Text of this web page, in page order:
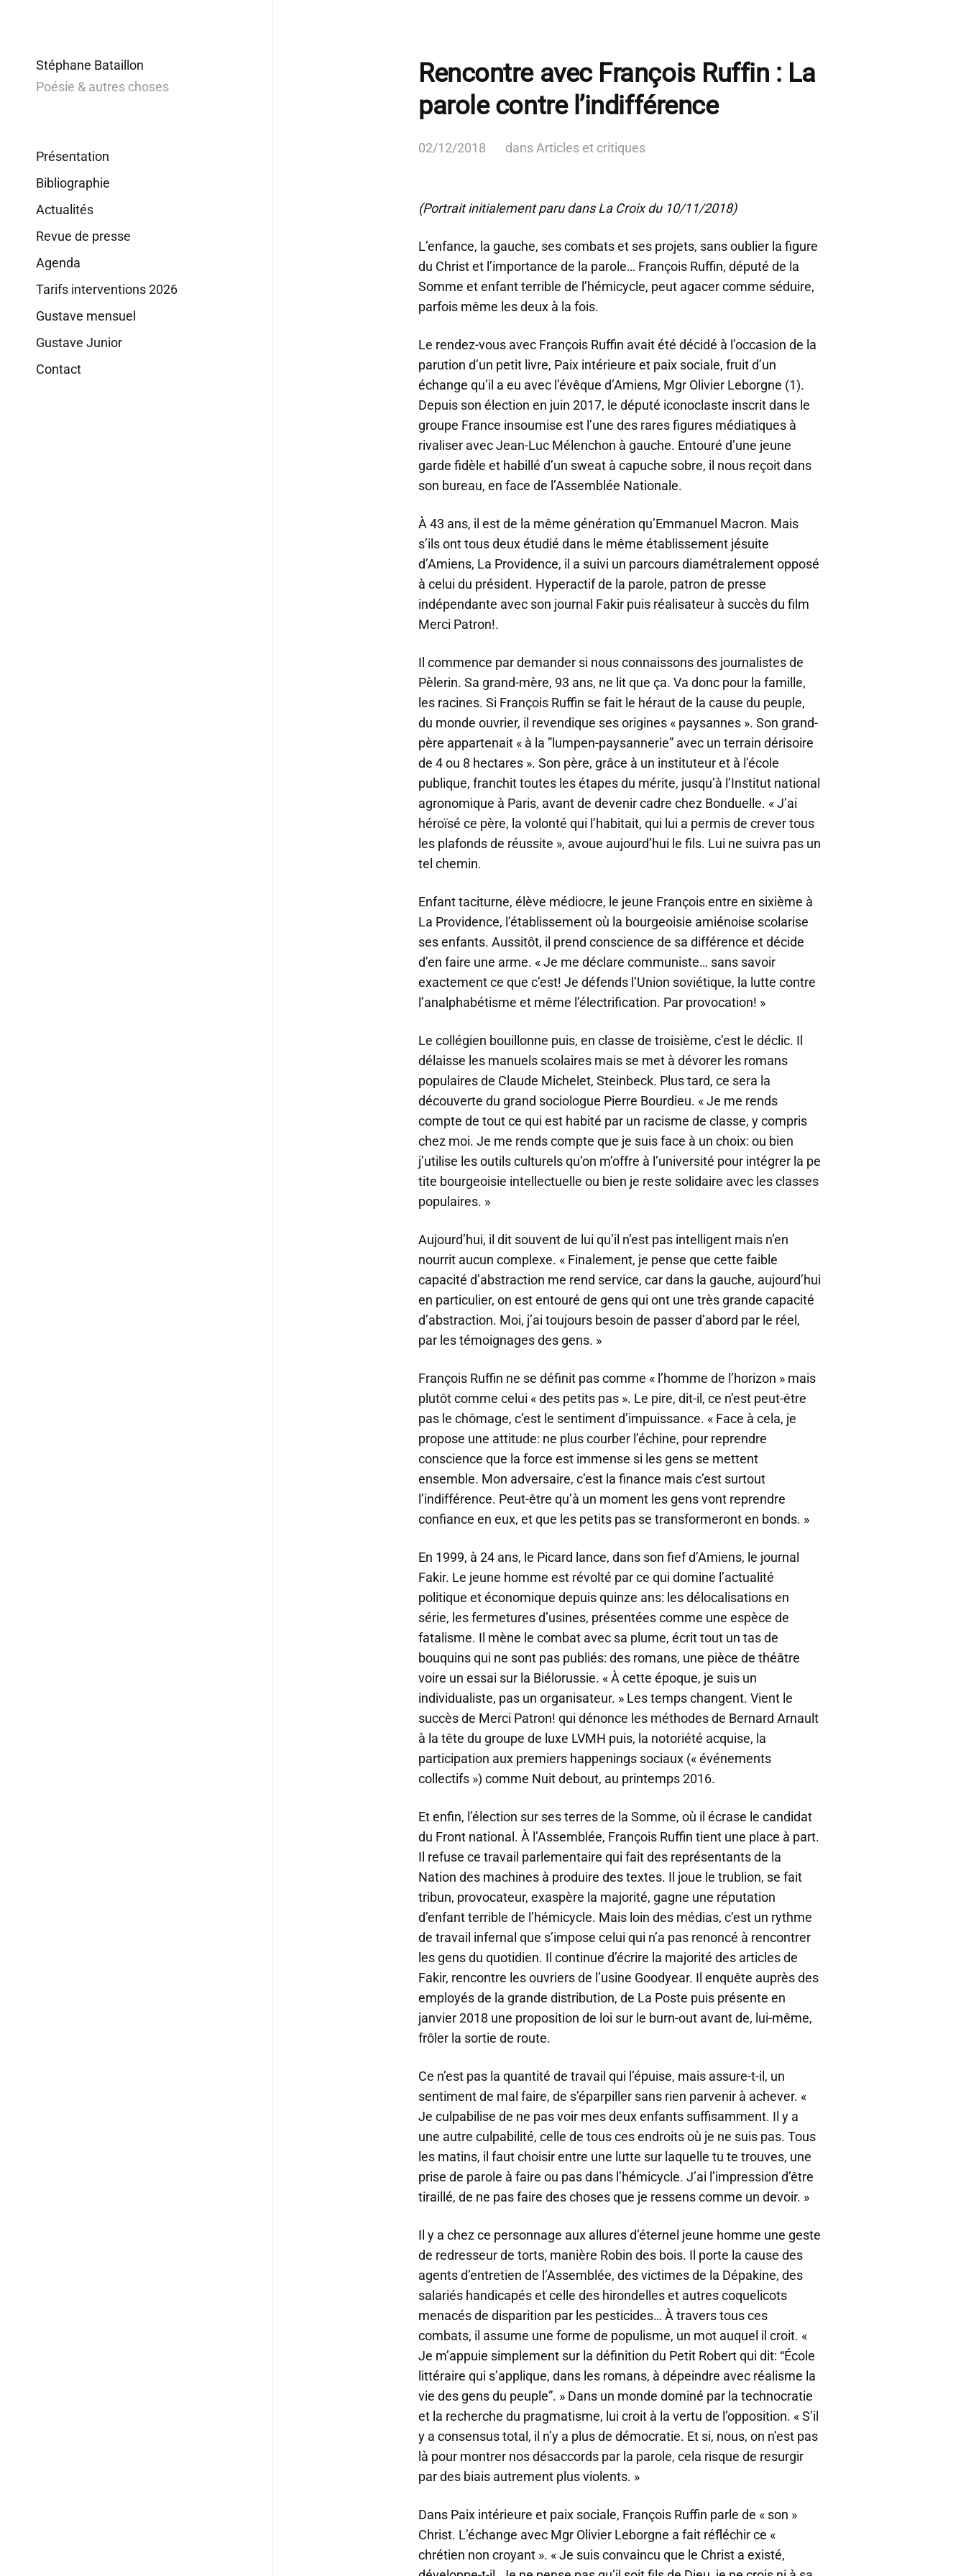
Stéphane Bataillon
Poésie & autres choses
Présentation
Bibliographie
Actualités
Revue de presse
Agenda
Tarifs interventions 2026
Gustave mensuel
Gustave Junior
Contact
Rencontre avec François Ruffin : La
parole contre l’indifférence
02/12/2018 dans Articles et critiques
(Portrait initialement paru dans La Croix du 10/11/2018)
L’enfance, la gauche, ses combats et ses projets, sans oublier la figure
du Christ et l’importance de la parole… François Ruffin, député de la
Somme et enfant terrible de l’hémicycle, peut agacer comme séduire,
parfois même les deux à la fois.
Le rendez-vous avec François Ruffin avait été décidé à l’occasion de la
parution d’un petit livre, Paix intérieure et paix sociale, fruit d’un
échange qu’il a eu avec l’évêque d’Amiens, Mgr Olivier Leborgne (1).
Depuis son élection en juin 2017, le député iconoclaste inscrit dans le
groupe France insoumise est l’une des rares figures médiatiques à
rivaliser avec Jean-Luc Mélenchon à gauche. Entouré d’une jeune
garde fidèle et habillé d’un sweat à capuche sobre, il nous reçoit dans
son bureau, en face de l’Assemblée Nationale.
À 43 ans, il est de la même génération qu’Emmanuel Macron. Mais
s’ils ont tous deux étudié dans le même établissement jésuite
d’Amiens, La Providence, il a suivi un parcours diamétralement opposé
à celui du président. Hyperactif de la parole, patron de presse
indépendante avec son journal Fakir puis réalisateur à succès du film
Merci Patron!.
Il commence par demander si nous connaissons des journalistes de
Pèlerin. Sa grand-mère, 93 ans, ne lit que ça. Va donc pour la famille,
les racines. Si François Ruffin se fait le héraut de la cause du peuple,
du monde ouvrier, il revendique ses origines « paysannes ». Son grand-
père appartenait « à la ”lumpen-paysannerie” avec un terrain dérisoire
de 4 ou 8 hectares ». Son père, grâce à un instituteur et à l’école
publique, franchit toutes les étapes du mérite, jusqu’à l’Institut national
agronomique à Paris, avant de devenir cadre chez Bonduelle. « J’ai
héroïsé ce père, la volonté qui l’habitait, qui lui a permis de crever tous
les plafonds de réussite », avoue aujourd’hui le fils. Lui ne suivra pas un
tel chemin.
Enfant taciturne, élève médiocre, le jeune François entre en sixième à
La Providence, l’établissement où la bourgeoisie amiénoise scolarise
ses enfants. Aussitôt, il prend conscience de sa différence et décide
d’en faire une arme. « Je me déclare communiste… sans savoir
exactement ce que c’est! Je défends l’Union soviétique, la lutte contre
l’analphabétisme et même l’électrification. Par provocation! »
Le collégien bouillonne puis, en classe de troisième, c’est le déclic. Il
délaisse les manuels scolaires mais se met à dévorer les romans
populaires de Claude Michelet, Steinbeck. Plus tard, ce sera la
découverte du grand sociologue Pierre Bourdieu. « Je me rends
compte de tout ce qui est habité par un racisme de classe, y compris
chez moi. Je me rends compte que je suis face à un choix: ou bien
j’utilise les outils culturels qu’on m’offre à l’université pour intégrer la pe
tite bourgeoisie intellectuelle ou bien je reste solidaire avec les classes
populaires. »
Aujourd’hui, il dit souvent de lui qu’il n’est pas intelligent mais n’en
nourrit aucun complexe. « Finalement, je pense que cette faible
capacité d’abstraction me rend service, car dans la gauche, aujourd’hui
en particulier, on est entouré de gens qui ont une très grande capacité
d’abstraction. Moi, j’ai toujours besoin de passer d’abord par le réel,
par les témoignages des gens. »
François Ruffin ne se définit pas comme « l’homme de l’horizon » mais
plutôt comme celui « des petits pas ». Le pire, dit-il, ce n’est peut-être
pas le chômage, c’est le sentiment d’impuissance. « Face à cela, je
propose une attitude: ne plus courber l’échine, pour reprendre
conscience que la force est immense si les gens se mettent
ensemble. Mon adversaire, c’est la finance mais c’est surtout
l’indifférence. Peut-être qu’à un moment les gens vont reprendre
confiance en eux, et que les petits pas se transformeront en bonds. »
En 1999, à 24 ans, le Picard lance, dans son fief d’Amiens, le journal
Fakir. Le jeune homme est révolté par ce qui domine l’actualité
politique et économique depuis quinze ans: les délocalisations en
série, les fermetures d’usines, présentées comme une espèce de
fatalisme. Il mène le combat avec sa plume, écrit tout un tas de
bouquins qui ne sont pas publiés: des romans, une pièce de théâtre
voire un essai sur la Biélorussie. « À cette époque, je suis un
individualiste, pas un organisateur. » Les temps changent. Vient le
succès de Merci Patron! qui dénonce les méthodes de Bernard Arnault
à la tête du groupe de luxe LVMH puis, la notoriété acquise, la
participation aux premiers happenings sociaux (« événements
collectifs ») comme Nuit debout, au printemps 2016.
Et enfin, l’élection sur ses terres de la Somme, où il écrase le candidat
du Front national. À l’Assemblée, François Ruffin tient une place à part.
Il refuse ce travail parlementaire qui fait des représentants de la
Nation des machines à produire des textes. Il joue le trublion, se fait
tribun, provocateur, exaspère la majorité, gagne une réputation
d’enfant terrible de l’hémicycle. Mais loin des médias, c’est un rythme
de travail infernal que s’impose celui qui n’a pas renoncé à rencontrer
les gens du quotidien. Il continue d’écrire la majorité des articles de
Fakir, rencontre les ouvriers de l’usine Goodyear. Il enquête auprès des
employés de la grande distribution, de La Poste puis présente en
janvier 2018 une proposition de loi sur le burn-out avant de, lui-même,
frôler la sortie de route.
Ce n’est pas la quantité de travail qui l’épuise, mais assure-t-il, un
sentiment de mal faire, de s’éparpiller sans rien parvenir à achever. «
Je culpabilise de ne pas voir mes deux enfants suffisamment. Il y a
une autre culpabilité, celle de tous ces endroits où je ne suis pas. Tous
les matins, il faut choisir entre une lutte sur laquelle tu te trouves, une
prise de parole à faire ou pas dans l’hémicycle. J’ai l’impression d’être
tiraillé, de ne pas faire des choses que je ressens comme un devoir. »
Il y a chez ce personnage aux allures d’éternel jeune homme une geste
de redresseur de torts, manière Robin des bois. Il porte la cause des
agents d’entretien de l’Assemblée, des victimes de la Dépakine, des
salariés handicapés et celle des hirondelles et autres coquelicots
menacés de disparition par les pesticides… À travers tous ces
combats, il assume une forme de populisme, un mot auquel il croit. «
Je m’appuie simplement sur la définition du Petit Robert qui dit: “École
littéraire qui s’applique, dans les romans, à dépeindre avec réalisme la
vie des gens du peuple”. » Dans un monde dominé par la technocratie
et la recherche du pragmatisme, lui croit à la vertu de l’opposition. « S’il
y a consensus total, il n’y a plus de démocratie. Et si, nous, on n’est pas
là pour montrer nos désaccords par la parole, cela risque de resurgir
par des biais autrement plus violents. »
Dans Paix intérieure et paix sociale, François Ruffin parle de « son »
Christ. L’échange avec Mgr Olivier Leborgne a fait réfléchir ce «
chrétien non croyant ». « Je suis convaincu que le Christ a existé,